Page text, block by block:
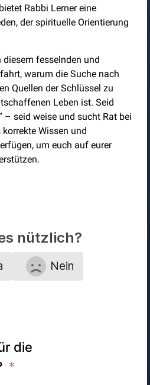
Rabbi Lerner eine
der spirituelle Orientierung
diesem fesselnden und
warum die Suche nach
Quellen der Schlüssel zu
Leben ist. Seid
– seid weise und sucht Rat bei
Wissen und
um euch auf eurer
nützlich?
Nein
die